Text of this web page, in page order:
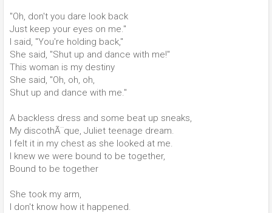
"Oh, don't you dare look back
Just keep your eyes on me."
I said, "You're holding back,"
She said, "Shut up and dance with me!"
This woman is my destiny
She said, "Oh, oh, oh,
Shut up and dance with me."
A backless dress and some beat up sneaks,
My discothÃ¨que, Juliet teenage dream.
I felt it in my chest as she looked at me.
I knew we were bound to be together,
Bound to be together
She took my arm,
I don't know how it happened.